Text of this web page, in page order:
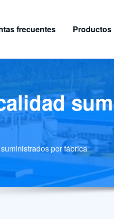
frecuentes Productos
por fábrica